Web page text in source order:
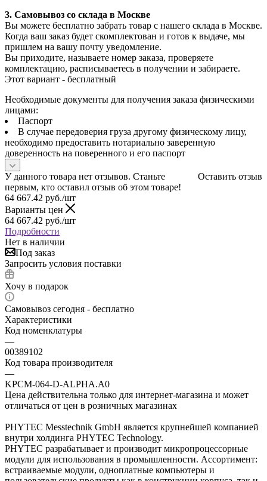
3. Самовывоз со склада в Москве
Вы можете бесплатно забрать товар с нашего склада в Москве.
Когда ваш заказ будет скомплектован и готов к выдаче, мы
пришлем на вашу почту уведомление.
Вы приходите, называете номер заказа, проверяете
комплектацию, расписываетесь в получении и забираете.
Этот вариант - бесплатный
Необходимые документы для получения заказа физическими
лицами:
Паспорт
В случае передоверия груза другому физическому лицу,
необходимо предоставить нотариально заверенную
доверенность на поверенного и его паспорт
Оставить отзыв
У данного товара нет отзывов. Станьте
первым, кто оставил отзыв об этом товаре!
64 667.42 руб./шт
Варианты цен
64 667.42 руб./шт
Подробности
Нет в наличии
Под заказ
Запросить условия поставки
Хочу в подарок
Самовывоз сегодня - бесплатно
Характеристики
Код номенклатуры
—
00389102
Код товара производителя
—
KPCM-064-D-ALPHA.A0
Цена действительна только для интернет-магазина и может
отличаться от цен в розничных магазинах
PHYTEC Messtechnik GmbH является крупнейшей компанией
внутри холдинга PHYTEC Technology.
PHYTEC разрабатывает и производит микропроцессорные
модули для использования в промышленности. Ассортимент:
встраиваемые модули, одноплатные компьютеры и